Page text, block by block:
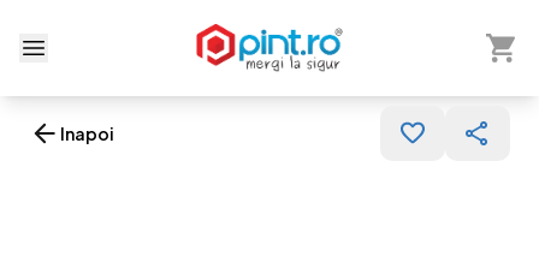
Deschide meniu
Arată
Inapoi